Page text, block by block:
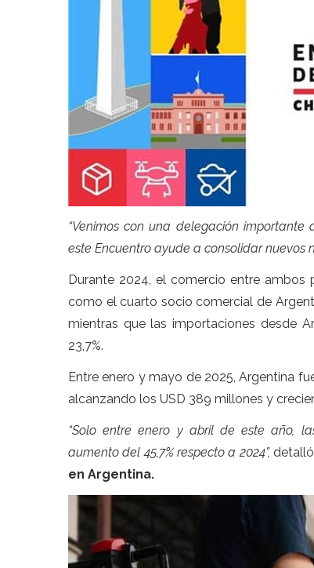
“Venimos con una delegación importante
este Encuentro ayude a consolidar nuevos
Durante 2024, el comercio entre ambos
como el cuarto socio comercial de
mientras que las importaciones desde
23,7%.
Entre enero y mayo de 2025, Argentina
alcanzando los USD 389 millones y
“Solo entre enero y abril de este año,
aumento del 45,7% respecto a 2024”,detalló
en Argentina.